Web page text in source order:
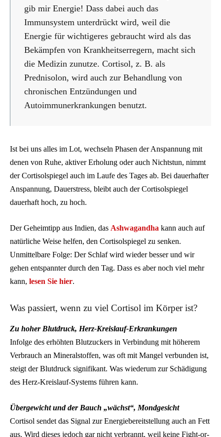
gib mir Energie! Dass dabei auch das
Immunsystem unterdrückt wird, weil die
Energie für wichtigeres gebraucht wird als das
Bekämpfen von Krankheitserregern, macht sich
die Medizin zunutze. Cortisol, z. B. als
Prednisolon, wird auch zur Behandlung von
chronischen Entzündungen und
Autoimmunerkrankungen benutzt.
Ist bei uns alles im Lot, wechseln Phasen der Anspannung mit
denen von Ruhe, aktiver Erholung oder auch Nichtstun, nimmt
der Cortisolspiegel auch im Laufe des Tages ab. Bei dauerhafter
Anspannung, Dauerstress, bleibt auch der Cortisolspiegel
dauerhaft hoch, zu hoch.
Der Geheimtipp aus Indien, das Ashwagandha kann auch auf
natürliche Weise helfen, den Cortisolspiegel zu senken.
Unmittelbare Folge: Der Schlaf wird wieder besser und wir
gehen entspannter durch den Tag. Dass es aber noch viel mehr
kann, lesen Sie hier.
Was passiert, wenn zu viel Cortisol im Körper ist?
Zu hoher Blutdruck, Herz-Kreislauf-Erkrankungen
Infolge des erhöhten Blutzuckers in Verbindung mit höherem
Verbrauch an Mineralstoffen, was oft mit Mangel verbunden ist,
steigt der Blutdruck signifikant. Was wiederum zur Schädigung
des Herz-Kreislauf-Systems führen kann.
Übergewicht und der Bauch „wächst“, Mondgesicht
Cortisol sendet das Signal zur Energiebereitstellung auch an Fett
aus. Wird dieses jedoch gar nicht verbrannt, weil keine Fight-or-